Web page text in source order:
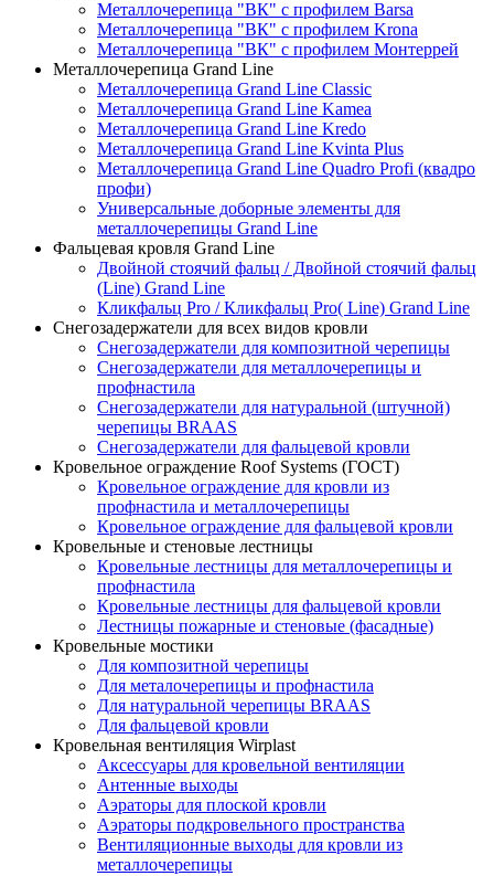
Металлочерепица "ВК" с профилем Barsa
Металлочерепица "ВК" с профилем Krona
Металлочерепица "ВК" с профилем Монтеррей
Металлочерепица Grand Line
Металлочерепица Grand Line Classic
Металлочерепица Grand Line Kamea
Металлочерепица Grand Line Kredo
Металлочерепица Grand Line Kvinta Plus
Металлочерепица Grand Line Quadro Profi (квадро
профи)
Универсальные доборные элементы для
металлочерепицы Grand Line
Фальцевая кровля Grand Line
Двойной стоячий фальц / Двойной стоячий фальц
(Line) Grand Line
Кликфальц Pro / Кликфальц Pro( Line) Grand Line
Снегозадержатели для всех видов кровли
Снегозадержатели для композитной черепицы
Снегозадержатели для металлочерепицы и
профнастила
Снегозадержатели для натуральной (штучной)
черепицы BRAAS
Снегозадержатели для фальцевой кровли
Кровельное ограждение Roof Systems (ГОСТ)
Кровельное ограждение для кровли из
профнастила и металлочерепицы
Кровельное ограждение для фальцевой кровли
Кровельные и стеновые лестницы
Кровельные лестницы для металлочерепицы и
профнастила
Кровельные лестницы для фальцевой кровли
Лестницы пожарные и стеновые (фасадные)
Кровельные мостики
Для композитной черепицы
Для металочерепицы и профнастила
Для натуральной черепицы BRAAS
Для фальцевой кровли
Кровельная вентиляция Wirplast
Аксессуары для кровельной вентиляции
Антенные выходы
Аэраторы для плоской кровли
Аэраторы подкровельного пространства
Вентиляционные выходы для кровли из
металлочерепицы